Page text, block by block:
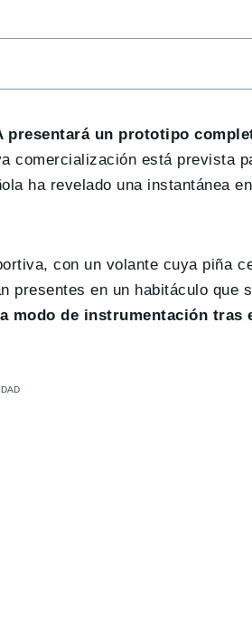
un prototipo
comercialización está prevista
ha revelado una instantánea
con un volante cuya piña
en un habitáculo que
modo de instrumentación tras